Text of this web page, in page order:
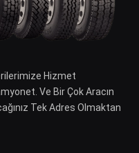
Hizmet
Ve Bir Çok Aracın
Tek Adres Olmaktan